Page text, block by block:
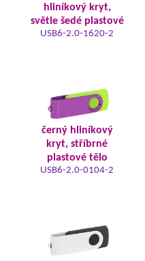
hliníkový kryt,
světle šedé plastové
USB6-2.0-1620-2
černý hliníkový
kryt, stříbrné
plastové tělo
USB6-2.0-0104-2